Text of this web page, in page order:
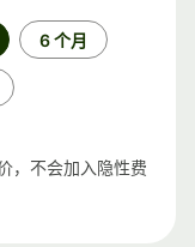
6 个月
，不会加入隐性费